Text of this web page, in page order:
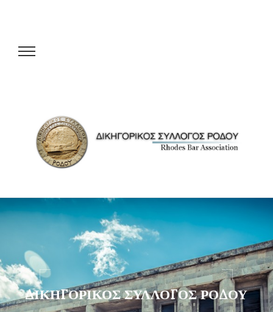
ΔΙΚΗΓΟΡΙΚΟΣ ΣΥΛΛΟΓΟΣ ΡΟΔΟΥ